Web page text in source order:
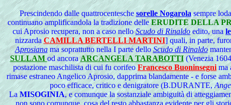
Prescindendo dalle quattrocentesche sorelle Nogarola sempre
continuano amplificandola la tradizione delleERUDITE DELLA
cui Aprosio recupera, non a caso nelloScudo di Rinaldoedito, una
nizzardaCAMILLA BERTELLI MARTINI] quali, in parte,
Aprosianama soprattutto nella I parte delloScudo di Rinaldo
SULLAModancoraARCANGELA TARABOTTI(Venezia
postazione maschilista di cui fu corifeoFrancesco Buoninsegni ma
rimase estraneo Angelico Aprosio, dapprima blandamente - e forse
poco efficace, critico e denigratore (B.DURANTE,
LaMISOGINIA, e comunque la sostanziale ambiguità di
non sono comunque, cosa del resto abbastanza evidente per gli